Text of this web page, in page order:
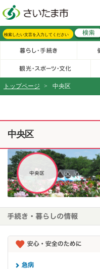
トップページ > 中央区
中央区
急病